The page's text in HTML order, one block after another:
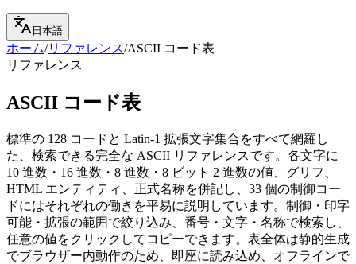
日本語
ホーム/リファレンス/ASCII コード表
リファレンス
ASCII コード表
標準の 128 コードと Latin-1 拡張文字集合をすべて網羅し
た、検索できる完全な ASCII リファレンスです。各文字に
10 進数・16 進数・8 進数・8 ビット 2 進数の値、グリフ、
HTML エンティティ、正式名称を併記し、33 個の制御コー
ドにはそれぞれの働きを平易に説明しています。制御・印字
可能・拡張の範囲で絞り込み、番号・文字・名称で検索し、
任意の値をクリックしてコピーできます。表全体は静的生成
でブラウザー内動作のため、即座に読み込め、オフラインで